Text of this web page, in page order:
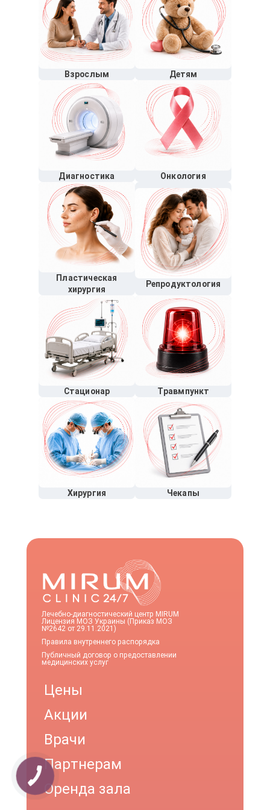
Взрослым Детям
Диагностика Онкология
Пластическая
хирургия
Репродуктология
Стационар Травмпункт
Хирургия Чекапы
Лечебно-диагностический центр MIRUM
Лицензия МОЗ Украины (Приказ МОЗ
№2642 от 29.11.2021)
Правила внутреннего распорядка
Публичный договор о предоставлении
медицинских услуг
Цены
Акции
Врачи
Партнерам
Оренда зала